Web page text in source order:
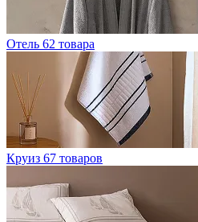
Отель 62 товара
Круиз 67 товаров